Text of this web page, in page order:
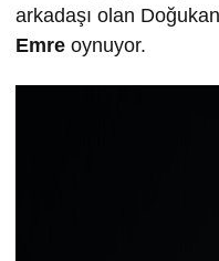
arkadaşı olan
Emre oynuyor.